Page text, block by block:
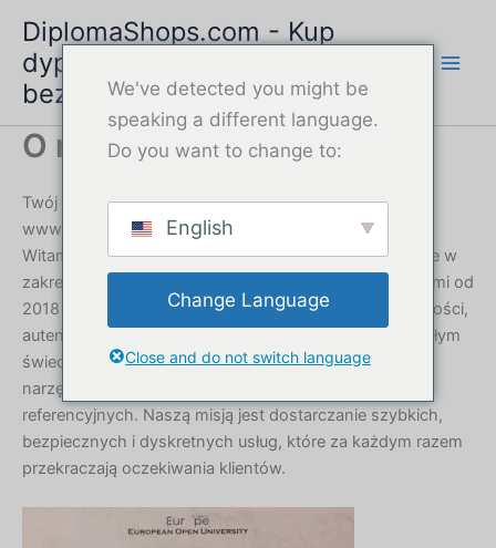
treści
DiplomaShops.com - Kup
dyplom online | Szybka i
bezpieczna usługa
O nas
Twój zaufany dostawca usług dyplomowych,
www.DiplomaShops.com
Witamy w DiplomaShops.com, niezawodnym partnerze w
zakresie profesjonalnych usług związanych z dyplomami od
2018 roku. Specjalizujemy się w tworzeniu wysokiej jakości,
autentycznie wyglądających dyplomów dla osób na całym
świecie, które potrzebują dokumentów zastępczych,
narzędzi do rozwoju kariery lub osobistych materiałów
referencyjnych. Naszą misją jest dostarczanie szybkich,
bezpiecznych i dyskretnych usług, które za każdym razem
przekraczają oczekiwania klientów.
We've detected you might be
speaking a different language.
Do you want to change to:
English
Change Language
Close and do not switch language